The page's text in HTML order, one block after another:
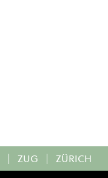
| ZUG | ZÜRICH